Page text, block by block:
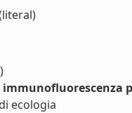
ecologia